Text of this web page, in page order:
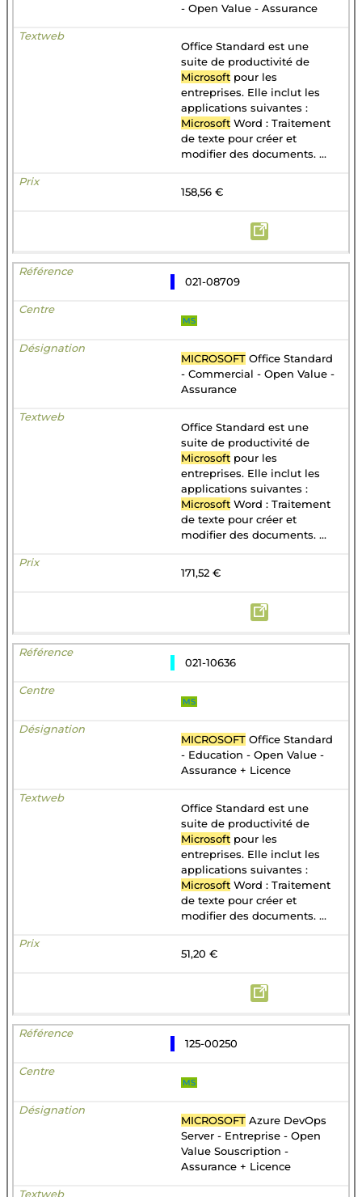
- Open Value - Assurance
Office Standard est une
suite de productivité de
Microsoft pour les
entreprises. Elle inclut les
applications suivantes :
Microsoft Word : Traitement
de texte pour créer et
modifier des documents. ...
158,56 €
021-08709
MS
MICROSOFT Office Standard
- Commercial - Open Value -
Assurance
Office Standard est une
suite de productivité de
Microsoft pour les
entreprises. Elle inclut les
applications suivantes :
Microsoft Word : Traitement
de texte pour créer et
modifier des documents. ...
171,52 €
021-10636
MS
MICROSOFT Office Standard
- Education - Open Value -
Assurance + Licence
Office Standard est une
suite de productivité de
Microsoft pour les
entreprises. Elle inclut les
applications suivantes :
Microsoft Word : Traitement
de texte pour créer et
modifier des documents. ...
51,20 €
125-00250
MS
MICROSOFT Azure DevOps
Server - Entreprise - Open
Value Souscription -
Assurance + Licence